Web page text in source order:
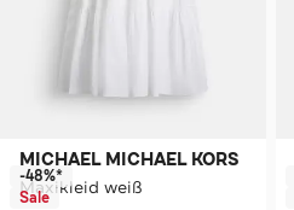
MICHAEL MICHAEL KORS
Maxikleid weiß
-48%*
Sale